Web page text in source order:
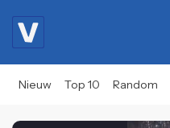
Nieuw Top 10 Random